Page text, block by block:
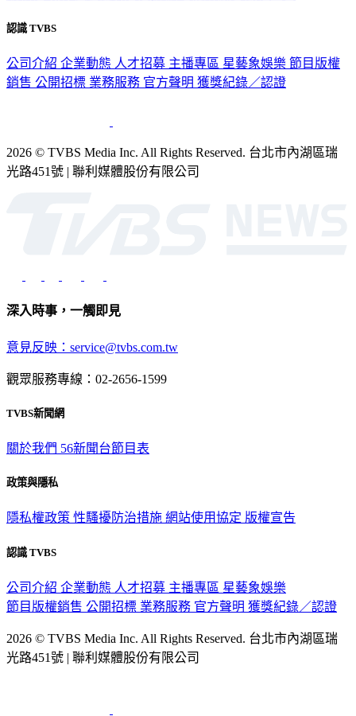
認識 TVBS
公司介紹 企業動態 人才招募 主播專區 星藝象娛樂 節目版權
銷售 公開招標 業務服務 官方聲明 獲獎紀錄／認證
2026 © TVBS Media Inc. All Rights Reserved. 台北市內湖區瑞
光路451號 | 聯利媒體股份有限公司
深入時事，一觸即見
意見反映：service@tvbs.com.tw
觀眾服務專線：02-2656-1599
TVBS新聞網
關於我們 56新聞台節目表
政策與隱私
隱私權政策 性騷擾防治措施 網站使用協定 版權宣告
認識 TVBS
公司介紹 企業動態 人才招募 主播專區 星藝象娛樂
節目版權銷售 公開招標 業務服務 官方聲明 獲獎紀錄／認證
2026 © TVBS Media Inc. All Rights Reserved. 台北市內湖區瑞
光路451號 | 聯利媒體股份有限公司